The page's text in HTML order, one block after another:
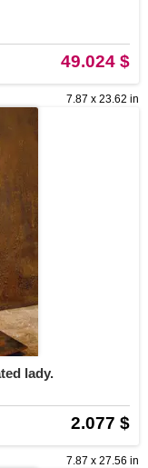
49.024 $
7.87 x 23.62 in
lady.
2.077 $
7.87 x 27.56 in